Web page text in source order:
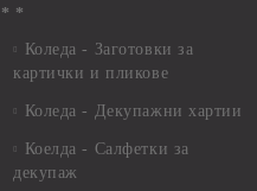
* *
Коледа - Заготовки за
картички и пликове
Коледа - Декупажни хартии
Коелда - Салфетки за
декупаж